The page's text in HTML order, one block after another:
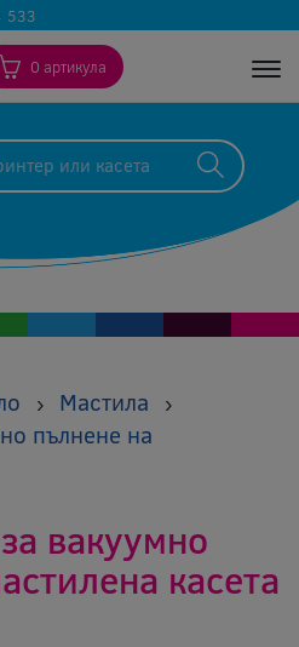
533
0 артикула
› Мастила ›
пълнене на
вакуумно
касета